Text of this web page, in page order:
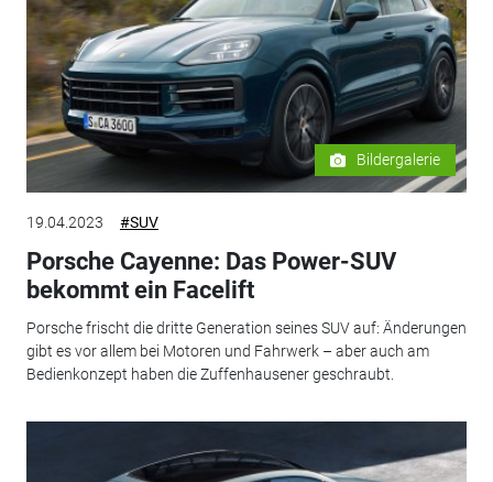
Bildergalerie
19.04.2023 #SUV
Porsche Cayenne: Das Power-SUV
bekommt ein Facelift
Porsche frischt die dritte Generation seines SUV auf: Änderungen
gibt es vor allem bei Motoren und Fahrwerk – aber auch am
Bedienkonzept haben die Zuffenhausener geschraubt.